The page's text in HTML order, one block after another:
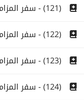
(121) - سفر المزامير الاصحاح المئة والحادى والعشرون
(122) - سفر المزامير الاصحاح المئة والثانى والعشرون
(123) - سفر المزامير الاصحاح المئة والثالث والعشرون
(124) - سفر المزامير الاصحاح المئة والرابع والعشرون